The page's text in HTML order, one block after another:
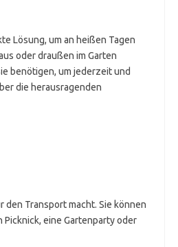
Lösung, um an heißen Tagen
oder draußen im Garten
benötigen, um jederzeit und
die herausragenden
den Transport macht. Sie können
eine Gartenparty oder